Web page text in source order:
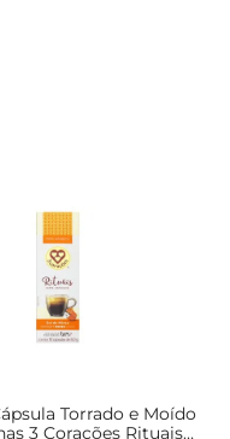
Torrado e Moído
3 Corações Rituais